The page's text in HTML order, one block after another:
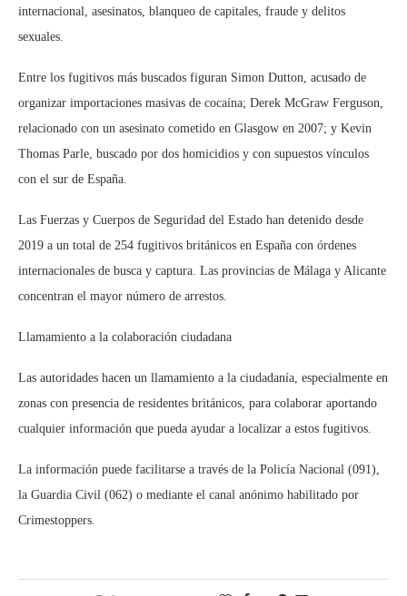
internacional, asesinatos, blanqueo de capitales, fraude y delitos
sexuales.
Entre los fugitivos más buscados figuran Simon Dutton, acusado de
organizar importaciones masivas de cocaína; Derek McGraw Ferguson,
relacionado con un asesinato cometido en Glasgow en 2007; y Kevin
Thomas Parle, buscado por dos homicidios y con supuestos vínculos
con el sur de España.
Las Fuerzas y Cuerpos de Seguridad del Estado han detenido desde
2019 a un total de 254 fugitivos británicos en España con órdenes
internacionales de busca y captura. Las provincias de Málaga y Alicante
concentran el mayor número de arrestos.
Llamamiento a la colaboración ciudadana
Las autoridades hacen un llamamiento a la ciudadanía, especialmente en
zonas con presencia de residentes británicos, para colaborar aportando
cualquier información que pueda ayudar a localizar a estos fugitivos.
La información puede facilitarse a través de la Policía Nacional (091),
la Guardia Civil (062) o mediante el canal anónimo habilitado por
Crimestoppers.